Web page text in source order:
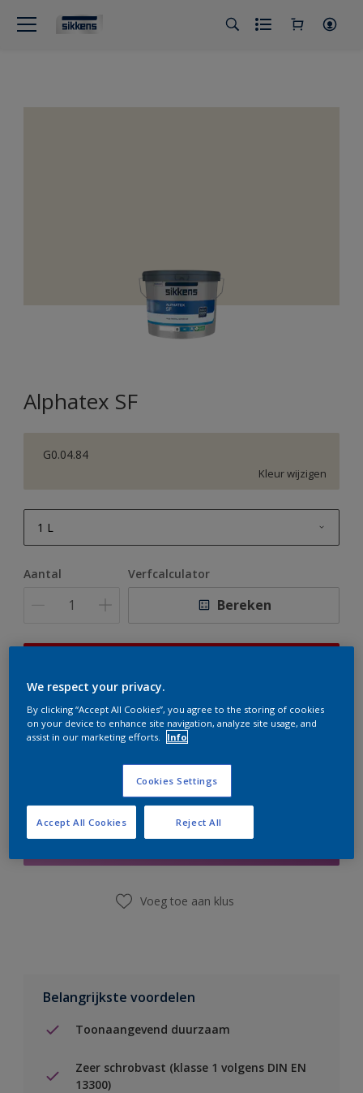
Alphatex SF
G0.04.84
Kleur wijzigen
1 L
10 L
Aantal Verfcalculator
Bereken
te bestellen. Houd de website in de gaten, we werken
er hard aan om de voorraad aan te vullen.
Boodschappenlijst
Voeg toe aan klus
Belangrijkste voordelen
Toonaangevend duurzaam
Zeer schrobvast (klasse 1 volgens DIN EN
13300)
We respect your privacy.
By clicking “Accept All Cookies”, you agree to the storing of cookies
on your device to enhance site navigation, analyze site usage, and
assist in our marketing efforts.
Info
Cookies Settings
Reject All
Accept All Cookies